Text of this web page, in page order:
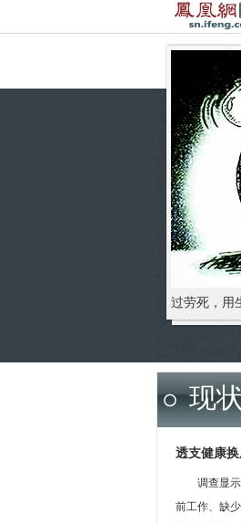
过劳死，用
现
透支健康
调查显
前工作、缺